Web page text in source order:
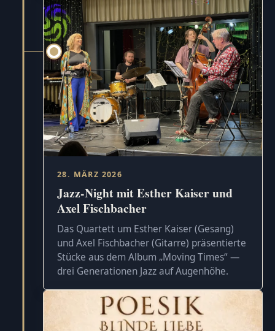
28. MÄRZ 2026
Jazz-Night mit Esther Kaiser und
Axel Fischbacher
Das Quartett um Esther Kaiser (Gesang)
und Axel Fischbacher (Gitarre) präsentierte
Stücke aus dem Album „Moving Times“ —
drei Generationen Jazz auf Augenhöhe.